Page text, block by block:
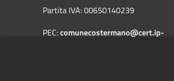
Partita IVA: 00650140239
PEC:comunecostermano@cert.ip-